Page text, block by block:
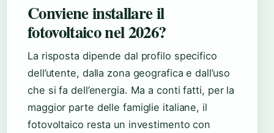
Conviene installare il
fotovoltaico nel 2026?
La risposta dipende dal profilo specifico
dell’utente, dalla zona geografica e dall’uso
che si fa dell’energia. Ma a conti fatti, per la
maggior parte delle famiglie italiane, il
fotovoltaico resta un investimento con